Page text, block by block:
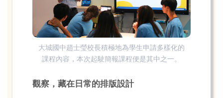
大城國中趙士瑩校長積極地為學生申請多樣化的
課程內容，本次起駛簡報課程便是其中之一。
觀察，藏在日常的排版設計